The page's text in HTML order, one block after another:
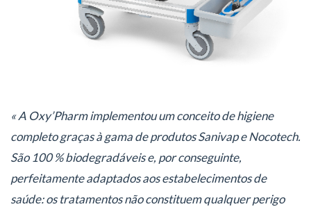
« A Oxy’Pharm implementou um conceito de higiene
completo graças à gama de produtos Sanivap e Nocotech.
São 100 % biodegradáveis e, por conseguinte,
perfeitamente adaptados aos estabelecimentos de
saúde: os tratamentos não constituem qualquer perigo